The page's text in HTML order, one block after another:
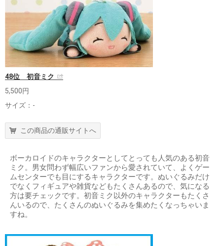
48位 初音ミク
5,500円
サイズ：-
この商品の通販サイトへ
ボーカロイドのキャラクターとしてとっても人気のある初音
ミク。男女問わず幅広いファンから愛されていて、よくゲー
ムセンターでも目にするキャラクターです。ぬいぐるみだけ
でなくフィギュアや雑貨などもたくさんあるので、気になる
方は要チェックです。初音ミク以外のキャラクターもたくさ
んいるので、たくさんのぬいぐるみを集めたくなっちゃいま
すね。